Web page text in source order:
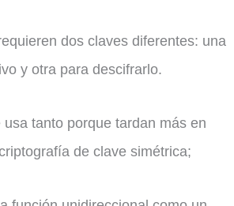
dos claves diferentes: una
y otra para descifrarlo.
tanto porque tardan más en
de clave simétrica;